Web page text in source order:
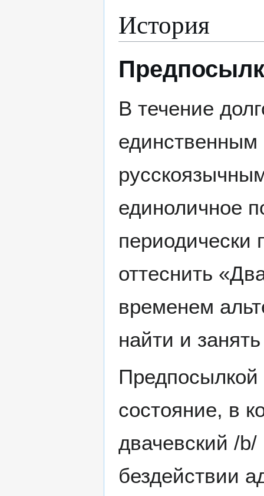
История
В течение
единоличное
периодически
оттеснить
временем
найти и
Предпосылкой
состояние, в
двачевский /b/
бездействии